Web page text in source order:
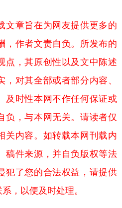
文章旨在为网友提供更多的
，作者文责自负。所发布的
点，其原创性以及文中陈述
对其全部或者部分内容、
及时性本网不作任何保证或
负，与本网无关。请读者仅
关内容。如转载本网刊载内
稿件来源，并自负版权等法
犯了您的合法权益，请提供
，以便及时处理。